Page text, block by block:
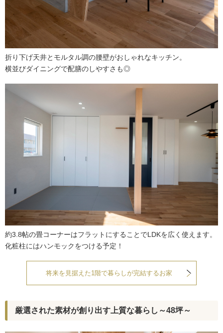
折り下げ天井とモルタル調の腰壁がおしゃれなキッチン。
横並びダイニングで配膳のしやすさも◎
約3.8帖の畳コーナーはフラットにすることでLDKを広く使えます。
化粧柱にはハンモックをつける予定！
将来を見据えた1階で暮らしが完結するお家
厳選された素材が創り出す上質な暮らし～48坪～